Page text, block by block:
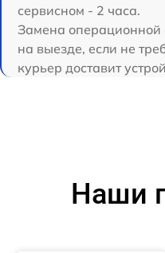
сервисном - 2 часа.
Замена операционной
на выезде, если не
курьер доставит
Наши